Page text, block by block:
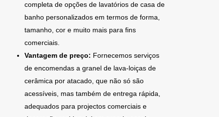
completa de opções de lavatórios de casa de
banho personalizados em termos de forma,
tamanho, cor e muito mais para fins
comerciais.
Vantagem de preço: Fornecemos serviços
de encomendas a granel de lava-loiças de
cerâmica por atacado, que não só são
acessíveis, mas também de entrega rápida,
adequados para projectos comerciais e